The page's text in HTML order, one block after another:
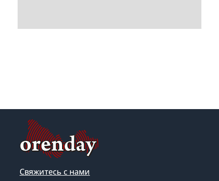
Свяжитесь с нами